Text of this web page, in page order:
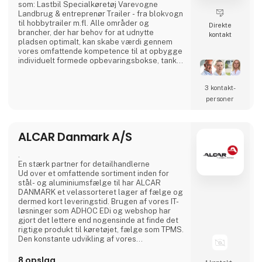
som: Lastbil Specialkøretøj Varevogne
Landbrug & entreprenør Trailer - fra blokvogn
til hobbytrailer m.fl. Alle områder og
brancher, der har behov for at udnytte
pladsen optimalt, kan skabe værdi gennem
vores omfattende kompetence til at opbygge
individuelt formede opbevaringsbokse, tanke
Direkte
kontakt
3 kontakt­
personer
ALCAR Danmark A/S
.
En stærk partner for detailhandlerne
Ud over et omfattende sortiment inden for
stål- og aluminiumsfælge til har ALCAR
DANMARK et velassorteret lager af fælge og
dermed kort leveringstid. Brugen af vores IT-
løsninger som ADHOC EDi og webshop har
gjort det lettere end nogensinde at finde det
rigtige produkt til køretøjet, fælge som TPMS.
Den konstante udvikling af vores
ikke mindst marketing sikrer ALCAR